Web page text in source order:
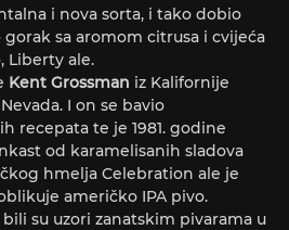
i nova sorta, i tako dobio
sa aromom citrusa i cvijeća
Liberty ale.
Kent Grossman iz Kalifornije
I on se bavio
recepata te je 1981. godine
od karamelisanih sladova
hmelja Celebration ale je
američko IPA pivo.
su uzori zanatskim pivarama u